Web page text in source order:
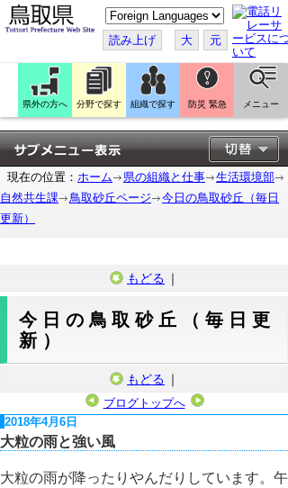
こ
の
ペ
ー
ジ
翻
訳
す
る
読み上げ 大 元
県外の方へ 分野で探す 組織で探す 防災 緊急 メニュー
現在の位置： ホーム 県の組織と仕事
生活環境部
自然共生課
鳥取砂丘ページ
今日の鳥取砂丘（毎日
更新）
もどる ｜
今日の鳥取砂丘（毎日更
新）
もどる ｜
ブログトップへ
2018年4月6日
大粒の雨と強い風
大粒の雨が降ったりやんだりしています。午